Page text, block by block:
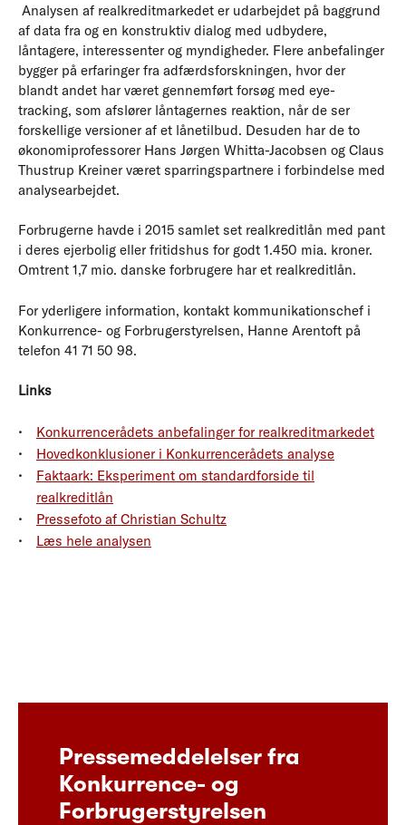
Analysen af realkreditmarkedet er udarbejdet på baggrund
af data fra og en konstruktiv dialog med udbydere,
låntagere, interessenter og myndigheder. Flere anbefalinger
bygger på erfaringer fra adfærdsforskningen, hvor der
blandt andet har været gennemført forsøg med eye-
tracking, som afslører låntagernes reaktion, når de ser
forskellige versioner af et lånetilbud. Desuden har de to
økonomiprofessorer Hans Jørgen Whitta-Jacobsen og Claus
Thustrup Kreiner været sparringspartnere i forbindelse med
analysearbejdet.
Forbrugerne havde i 2015 samlet set realkreditlån med pant
i deres ejerbolig eller fritidshus for godt 1.450 mia. kroner.
Omtrent 1,7 mio. danske forbrugere har et realkreditlån.
For yderligere information, kontakt kommunikationschef i
Konkurrence- og Forbrugerstyrelsen, Hanne Arentoft på
telefon 41 71 50 98.
Links
Konkurrencerådets anbefalinger for realkreditmarkedet
Hovedkonklusioner i Konkurrencerådets analyse
Faktaark: Eksperiment om standardforside til
realkreditlån
Pressefoto af Christian Schultz
Læs hele analysen
Pressemeddelelser fra
Konkurrence- og
Forbrugerstyrelsen